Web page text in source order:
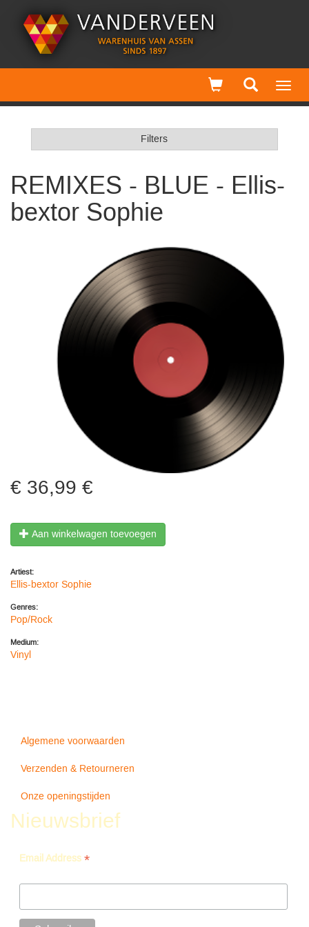
Filters
REMIXES - BLUE - Ellis-
bextor Sophie
36,99 €
Aan winkelwagen toevoegen
Artiest:
Ellis-bextor Sophie
Genres:
Pop/Rock
Medium:
Vinyl
Algemene voorwaarden
Verzenden & Retourneren
Onze openingstijden
Nieuwsbrief
Email Address *